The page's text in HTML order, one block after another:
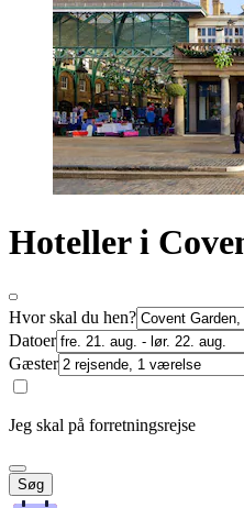
Hoteller i
Hvor skal du hen?
Datoer
Gæster
Jeg skal på forretningsrejse
Søg